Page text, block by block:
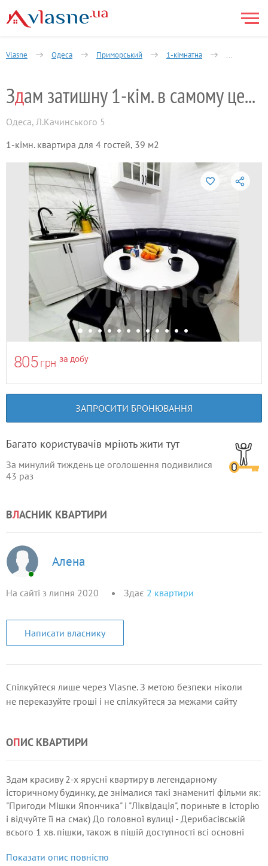
Vlasne Одеса Приморський 1-кімнатна Здам
Зд ам затишну 1-кім. в самому центрі Одес
Одеса, Л.Качинського 5
1-кімн. квартира для 4 гостей, 39 м2
805 грн за добу
ЗАПРОСИТИ БРОНЮВАННЯ
Багато користувачів мріють жити тут
За минулий тиждень це оголошення подивилися
43 раз
ВЛАСНИК КВАРТИРИ
Алена
На сайті з липня 2020 Здає 2 квартири
Написати власнику
Спілкуйтеся лише через Vlasne. З метою безпеки ніколи
не переказуйте гроші і не спілкуйтеся за межами сайту
ОПИС КВАРТИРИ
Здам красиву 2-х ярусні квартиру в легендарному
історичному будинку, де знімалися такі знамениті фільми як:
"Пригоди Мішки Япончика" і "Ліквідація", пориньте в історію
і відчуйте її на смак) До головної вулиці - Дерибасівській
всього 1 хв. пішки, також в пішій доступності всі основні
Дюку де Рішельє, Потьомкінські сходи, мор.
Показати опис повністю